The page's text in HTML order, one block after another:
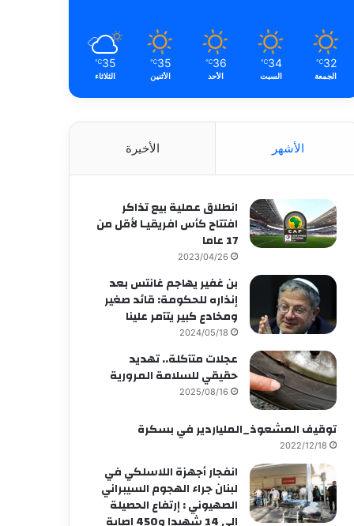
32
℃
الجمعة
34
℃
السبت
36
℃
الأحد
35
℃
الأثنين
35
℃
الثلاثاء
الأشهر الأخيرة
انطلاق عملية بيع تذاكر
افتتاح كأس افريقيـا لأقل من
17 عاما
2023/04/26
بن غفير يهاجم غانتس بعد
إنذاره للحكومة: قائد صغير
ومخادع كبير يتآمر علينا
2024/05/18
عجلات متآكلة.. تهديد
حقيقي للسلامة المرورية
2025/08/16
توقيف المشعوذ_الملياردير في بسكرة
2022/12/18
انفجار أجهزة اللاسلكي في
لبنان جراء الهجوم السيبراني
الصهيوني : إرتفاع الحصيلة